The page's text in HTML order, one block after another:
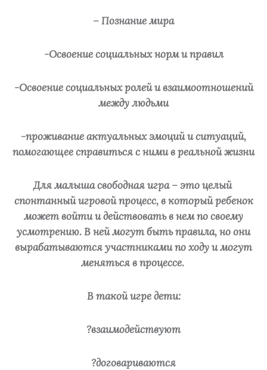
– Познание мира
-Освоение социальных норм и правил
-Освоение социальных ролей и взаимоотношений
между людьми
-проживание актуальных эмоций и ситуаций,
помогающее справиться с ними в реальной жизни
Для малыша свободная игра – это целый
спонтанный игровой процесс, в который ребенок
может войти и действовать в нем по своему
усмотрению. В ней могут быть правила, но они
вырабатываются участниками по ходу и могут
меняться в процессе.
В такой игре дети:
?взаимодействуют
?договариваются